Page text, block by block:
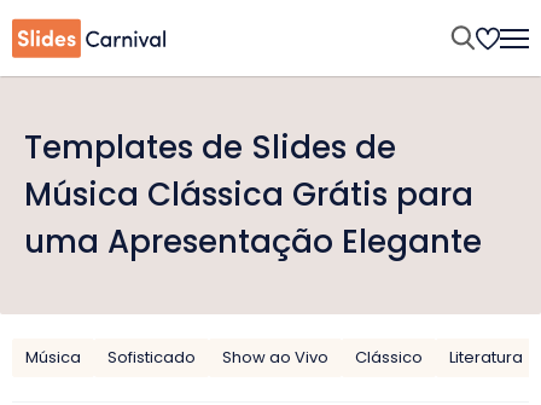
Templates de Slides de
Música Clássica Grátis para
uma Apresentação Elegante
Música Sofisticado Show ao Vivo Clássico Literatura